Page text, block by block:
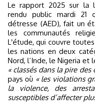
Le rapport 2025 sur la liberté religieuse dans le monde,
rendu public mardi 21
détresse (AED), fait un
les communautés
L'étude, qui couvre
les nations en deux
Nord, l’Inde, le Nigeria et
« classés dans la pire
pays où « les violations
la violence, des
susceptibles d’affecter